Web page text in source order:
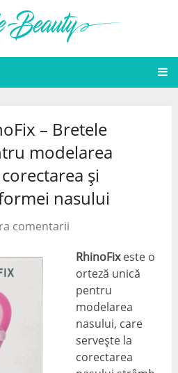
– Bretele
modelarea
și
nasului
comentarii
RhinoFixeste o
orteză unică
pentru
modelarea
nasului, care
servește la
corectarea